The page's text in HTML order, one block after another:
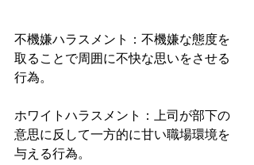
不機嫌ハラスメント：不機嫌な態度を
取ることで周囲に不快な思いをさせる
行為。
ホワイトハラスメント：上司が部下の
意思に反して一方的に甘い職場環境を
与える行為。